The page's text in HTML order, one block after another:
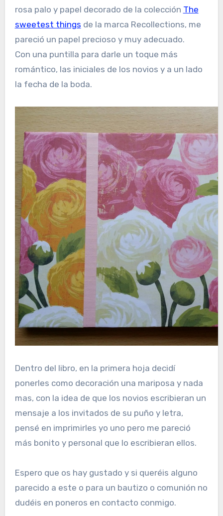
rosa palo y papel decorado de la colección The
sweetest things de la marca Recollections, me
pareció un papel precioso y muy adecuado.
Con una puntilla para darle un toque más
romántico, las iniciales de los novios y a un lado
la fecha de la boda.
Dentro del libro, en la primera hoja decidí
ponerles como decoración una mariposa y nada
mas, con la idea de que los novios escribieran un
mensaje a los invitados de su puño y letra,
pensé en imprimirles yo uno pero me pareció
más bonito y personal que lo escribieran ellos.
Espero que os hay gustado y si queréis alguno
parecido a este o para un bautizo o comunión no
dudéis en poneros en contacto conmigo.